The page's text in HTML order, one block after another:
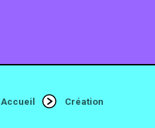
Accueil Création